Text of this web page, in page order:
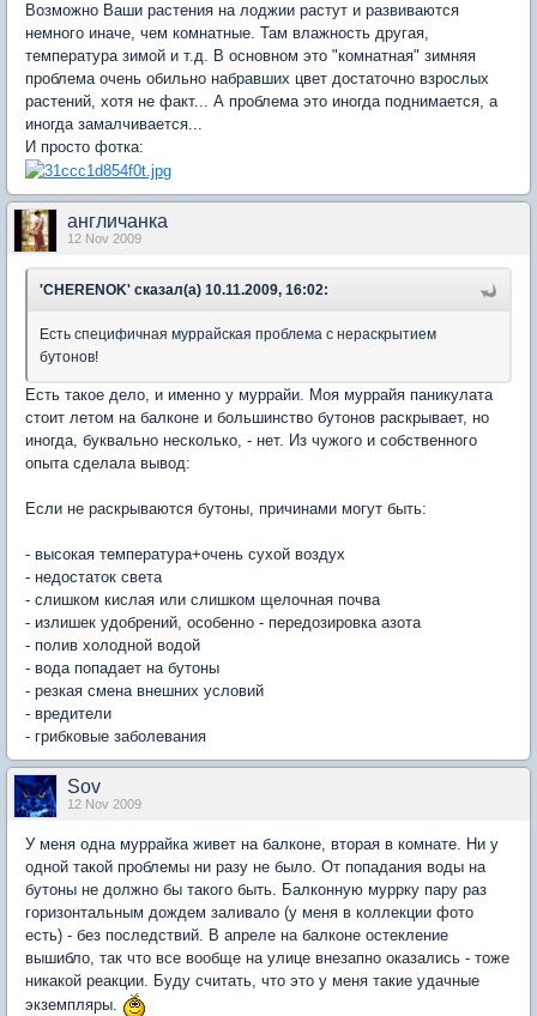
Возможно Ваши растения на лоджии растут и развиваются
немного иначе, чем комнатные. Там влажность другая,
температура зимой и т.д. В основном это "комнатная" зимняя
проблема очень обильно набравших цвет достаточно взрослых
растений, хотя не факт... А проблема это иногда поднимается, а
иногда замалчивается...
И просто фотка:
англичанка
12 Nov 2009
'CHERENOK' сказал(а) 10.11.2009, 16:02:
Есть специфичная муррайская проблема с нераскрытием
бутонов!
Есть такое дело, и именно у муррайи. Моя муррайя паникулата
стоит летом на балконе и большинство бутонов раскрывает, но
иногда, буквально несколько, - нет. Из чужого и собственного
опыта сделала вывод:
Если не раскрываются бутоны, причинами могут быть:
- высокая температура+очень сухой воздух
- недостаток света
- слишком кислая или слишком щелочная почва
- излишек удобрений, особенно - передозировка азота
- полив холодной водой
- вода попадает на бутоны
- резкая смена внешних условий
- вредители
- грибковые заболевания
Sov
12 Nov 2009
У меня одна муррайка живет на балконе, вторая в комнате. Ни у
одной такой проблемы ни разу не было. От попадания воды на
бутоны не должно бы такого быть. Балконную муррку пару раз
горизонтальным дождем заливало (у меня в коллекции фото
есть) - без последствий. В апреле на балконе остекление
вышибло, так что все вообще на улице внезапно оказались - тоже
никакой реакции. Буду считать, что это у меня такие удачные
экземпляры.